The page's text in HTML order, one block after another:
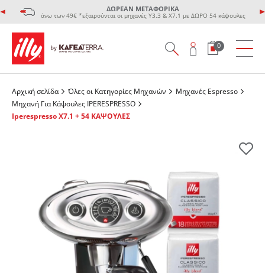
ΔΩΡΕΑΝ ΜΕΤΑΦΟΡΙΚΑ
άνω των 49€ *εξαιρούνται οι μηχανές Υ3.3 & Χ7.1 με ΔΩΡΟ 54 κάψουλες
0
Αρχική σελίδα Όλες οι Κατηγορίες Μηχανών
Μηχανές Espresso
Μηχανή Για Κάψουλες IPERESPRESSO
Iperespresso X7.1 + 54 ΚΑΨΟΥΛΕΣ